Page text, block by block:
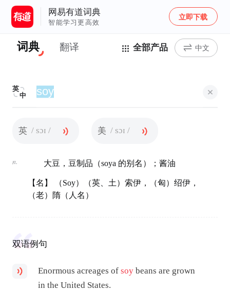
网易有道词典
智能学习更高效
立即下载
词典 翻译 全部产品 中文
英
中
英 / sɔɪ / 美 / sɔɪ /
n. 大豆，豆制品（soya 的别名）；酱油
【名】 （Soy）（英、土）索伊，（匈）绍伊，
（老）隋（人名）
双语例句
Enormous acreages ofsoy beans are grown
in the United States.